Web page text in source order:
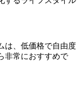
は、低価格で自由度
非常におすすめで